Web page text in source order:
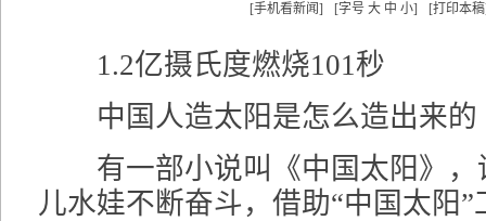
[手机看新闻] [字号 大 中 小] [打印本稿
1.2亿摄氏度燃烧101秒
中国人造太阳是怎么造出来的
有一部小说叫《中国太阳》，
儿水娃不断奋斗，借助“中国太阳